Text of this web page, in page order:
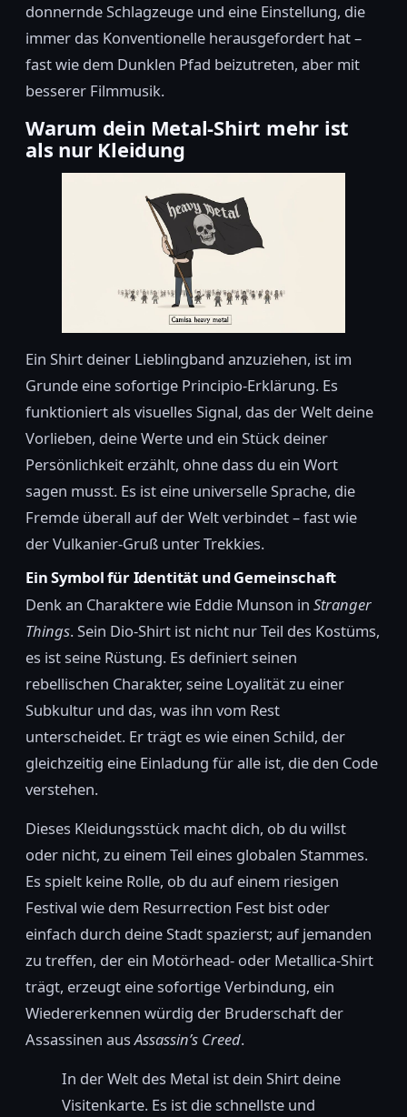
donnernde Schlagzeuge und eine Einstellung, die
immer das Konventionelle herausgefordert hat –
fast wie dem Dunklen Pfad beizutreten, aber mit
besserer Filmmusik.
Warum dein Metal-Shirt mehr ist
als nur Kleidung
Ein Shirt deiner Lieblingband anzuziehen, ist im
Grunde eine sofortige Principio-Erklärung. Es
funktioniert als visuelles Signal, das der Welt deine
Vorlieben, deine Werte und ein Stück deiner
Persönlichkeit erzählt, ohne dass du ein Wort
sagen musst. Es ist eine universelle Sprache, die
Fremde überall auf der Welt verbindet – fast wie
der Vulkanier-Gruß unter Trekkies.
Ein Symbol für Identität und Gemeinschaft
Denk an Charaktere wie Eddie Munson in Stranger
Things. Sein Dio-Shirt ist nicht nur Teil des Kostüms,
es ist seine Rüstung. Es definiert seinen
rebellischen Charakter, seine Loyalität zu einer
Subkultur und das, was ihn vom Rest
unterscheidet. Er trägt es wie einen Schild, der
gleichzeitig eine Einladung für alle ist, die den Code
verstehen.
Dieses Kleidungsstück macht dich, ob du willst
oder nicht, zu einem Teil eines globalen Stammes.
Es spielt keine Rolle, ob du auf einem riesigen
Festival wie dem Resurrection Fest bist oder
einfach durch deine Stadt spazierst; auf jemanden
zu treffen, der ein Motörhead- oder Metallica-Shirt
trägt, erzeugt eine sofortige Verbindung, ein
Wiedererkennen würdig der Bruderschaft der
Assassinen ausAssassin’s Creed.
In der Welt des Metal ist dein Shirt deine
Visitenkarte. Es ist die schnellste und